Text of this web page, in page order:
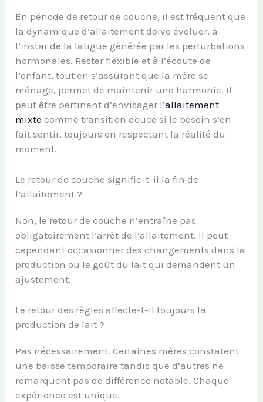
En période de retour de couche, il est fréquent que
la dynamique d’allaitement doive évoluer, à
l’instar de la fatigue générée par les perturbations
hormonales. Rester flexible et à l’écoute de
l’enfant, tout en s’assurant que la mère se
ménage, permet de maintenir une harmonie. Il
peut être pertinent d’envisager l’allaitement
mixte comme transition douce si le besoin s’en
fait sentir, toujours en respectant la réalité du
moment.
Le retour de couche signifie-t-il la fin de
l’allaitement ?
Non, le retour de couche n’entraîne pas
obligatoirement l’arrêt de l’allaitement. Il peut
cependant occasionner des changements dans la
production ou le goût du lait qui demandent un
ajustement.
Le retour des règles affecte-t-il toujours la
production de lait ?
Pas nécessairement. Certaines mères constatent
une baisse temporaire tandis que d’autres ne
remarquent pas de différence notable. Chaque
expérience est unique.